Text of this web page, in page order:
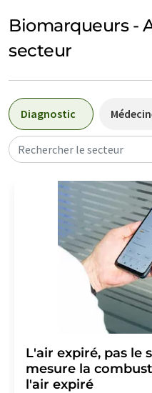
Biomarqueurs -
secteur
Diagnostic
Rechercher le secteur
L'air expiré, pas le
mesure la
l'air expiré